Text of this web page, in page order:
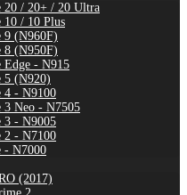
20 / 20+ / 20 Ultra
10 / 10 Plus
9 (N960F)
8 (N950F)
Edge - N915
5 (N920)
4 - N9100
3 Neo - N7505
3 - N9005
2 - N7100
- N7000
(2017)